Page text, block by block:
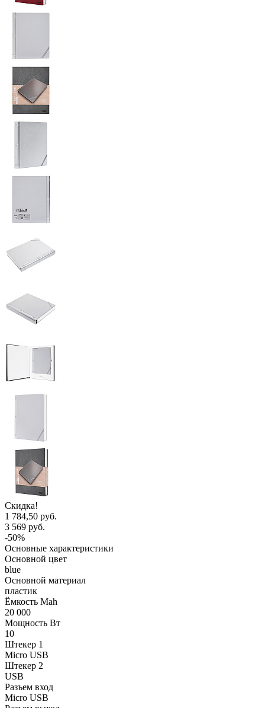
Скидка!
1 784,50 руб.
3 569 руб.
-50%
Основные характеристики
Основной цвет
blue
Основной материал
пластик
Ёмкость Mah
20 000
Мощность Вт
10
Штекер 1
Micro USB
Штекер 2
USB
Разъем вход
Micro USB